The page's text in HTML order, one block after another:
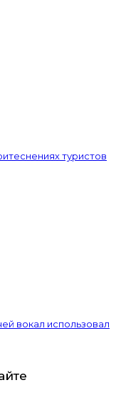
туристов
вокал использовал